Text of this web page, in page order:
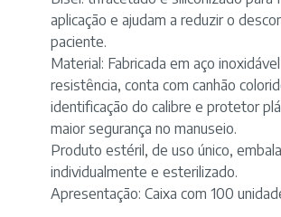
aplicação e ajudam a reduzir o
paciente.
Material: Fabricada em aço
resistência, conta com canhão
identificação do calibre e protetor
maior segurança no manuseio.
Produto estéril, de uso único,
individualmente e esterilizado.
Apresentação: Caixa com 100